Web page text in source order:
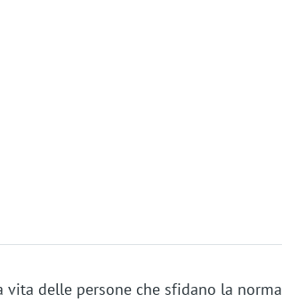
delle persone che sfidano la norma